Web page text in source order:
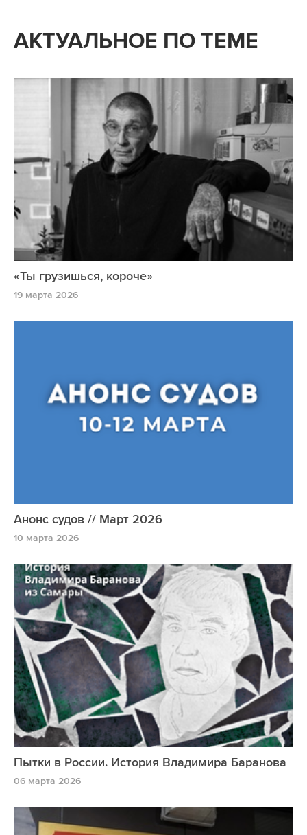
АКТУАЛЬНОЕ ПО ТЕМЕ
«Ты грузишься, короче»
19 марта 2026
Анонс судов // Март 2026
10 марта 2026
Пытки в России. История Владимира Баранова
06 марта 2026